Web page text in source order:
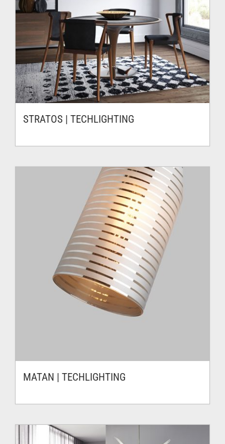
STRATOS | TECHLIGHTING
MATAN | TECHLIGHTING